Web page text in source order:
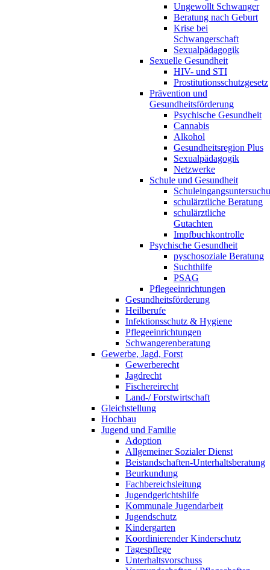
Ungewollt Schwanger
Beratung nach Geburt
Krise bei
Schwangerschaft
Sexualpädagogik
Sexuelle Gesundheit
HIV- und STI
Prostitutionsschutzgesetz
Prävention und
Gesundheitsförderung
Psychische Gesundheit
Cannabis
Alkohol
Gesundheitsregion Plus
Sexualpädagogik
Netzwerke
Schule und Gesundheit
schulärztliche Beratung
schulärztliche
Gutachten
Impfbuchkontrolle
Psychische Gesundheit
pyschosoziale Beratung
Suchthilfe
PSAG
Pflegeeinrichtungen
Gesundheitsförderung
Heilberufe
Infektionsschutz & Hygiene
Pflegeeinrichtungen
Schwangerenberatung
Gewerbe, Jagd, Forst
Gewerberecht
Jagdrecht
Fischereirecht
Land-/ Forstwirtschaft
Gleichstellung
Hochbau
Jugend und Familie
Adoption
Allgemeiner Sozialer Dienst
Beistandschaften-Unterhaltsberatung
Beurkundung
Fachbereichsleitung
Jugendgerichtshilfe
Kommunale Jugendarbeit
Jugendschutz
Kindergarten
Koordinierender Kinderschutz
Tagespflege
Unterhaltsvorschuss